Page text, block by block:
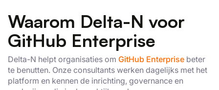
Waarom Delta-N voor
GitHub Enterprise
Delta-N helpt organisaties om GitHub Enterprise beter
te benutten. Onze consultants werken dagelijks met het
platform en kennen de inrichting, governance en
Deze website maakt gebruik
van cookies.
We gebruiken cookies om inhoud en
advertenties te personaliseren en om ons
verkeer te analyseren. We delen ook